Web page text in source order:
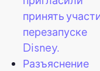
принять
перезапуске
Disney.
Разъяснение